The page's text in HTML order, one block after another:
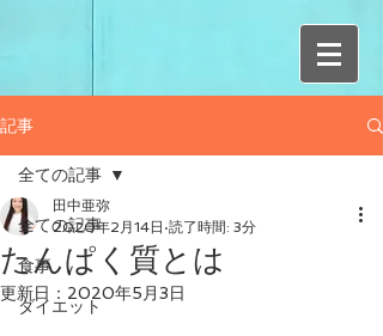
記事
全ての記事
食事
ダイエット
全ての記事
たんぱく質とは
田中亜弥
2020年2月14日 読了時間: 3分
更新日： 2020年5月3日